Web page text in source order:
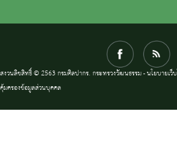
สงวนลิขสิทธิ์ © 2563 กรมศิลปากร. กระทรวงวัฒนธรรม -นโยบายเว็
คุ้มครองข้อมูลส่วนบุคคล